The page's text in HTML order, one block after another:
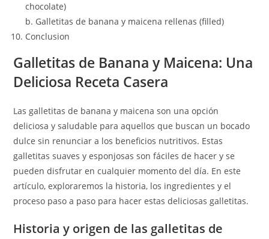
chocolate)
b. Galletitas de banana y maicena rellenas (filled)
Conclusion
Galletitas de Banana y Maicena: Una
Deliciosa Receta Casera
Las galletitas de banana y maicena son una opción
deliciosa y saludable para aquellos que buscan un bocado
dulce sin renunciar a los beneficios nutritivos. Estas
galletitas suaves y esponjosas son fáciles de hacer y se
pueden disfrutar en cualquier momento del día. En este
artículo, exploraremos la historia, los ingredientes y el
proceso paso a paso para hacer estas deliciosas galletitas.
Historia y origen de las galletitas de